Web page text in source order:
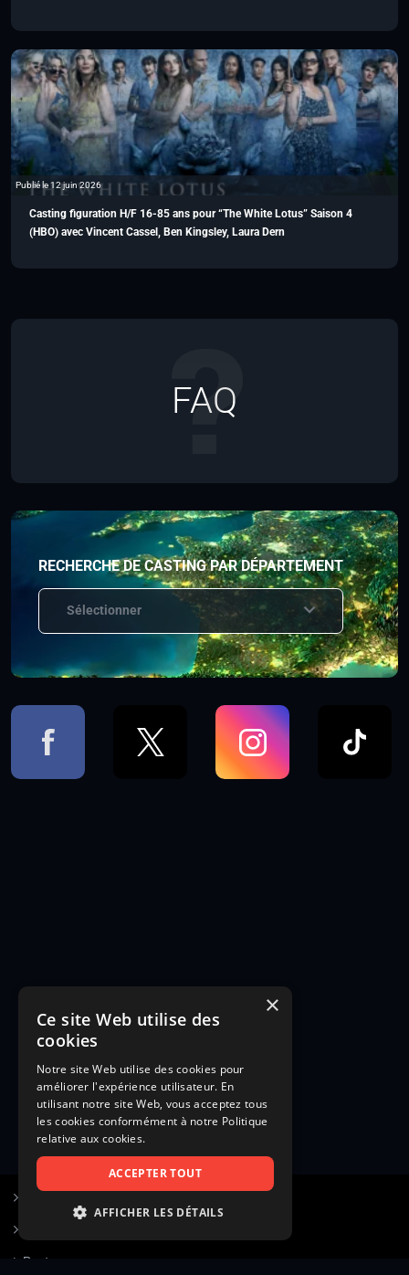
Publié le 12 juin 2026
Casting figuration H/F 16-85 ans pour “The White Lotus” Saison 4
(HBO) avec Vincent Cassel, Ben Kingsley, Laura Dern
FAQ
RECHERCHE DE CASTING PAR DÉPARTEMENT
Sélectionner
Poster une annonce
×
Ce site Web utilise des
cookies
Notre site Web utilise des cookies pour
améliorer l'expérience utilisateur. En
utilisant notre site Web, vous acceptez tous
les cookies conformément à notre Politique
relative aux cookies.
ACCEPTER TOUT
AFFICHER LES DÉTAILS